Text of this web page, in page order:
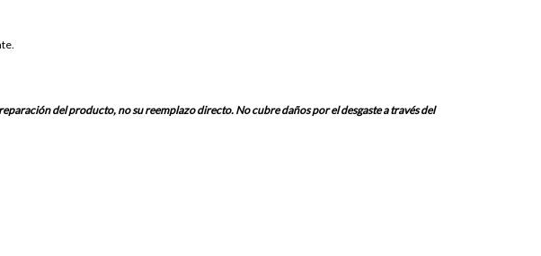
del producto, no su reemplazo directo. No cubre daños por el desgaste a través del